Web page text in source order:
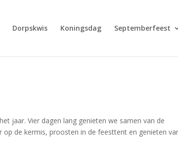
Dorpskwis Koningsdag Septemberfeest
jaar. Vier dagen lang genieten we samen van de
de kermis, proosten in de feesttent en genieten